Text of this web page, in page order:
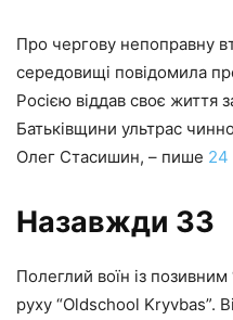
Про чергову непоправну
середовищі повідомила
Росією віддав своє життя
Батьківщини ультрас
Олег Стасишин, – пише 24
Назавжди 33
Полеглий воїн із
руху “Oldschool Kryvbas”.